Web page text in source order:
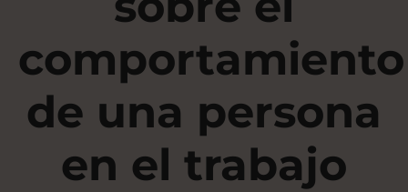
comportamiento
de una persona
en el trabajo